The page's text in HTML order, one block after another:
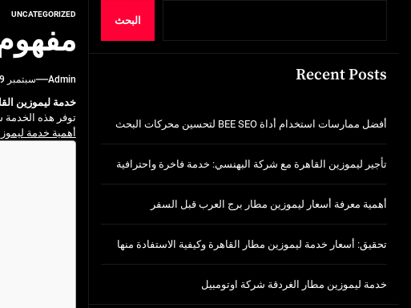
تأجير ليموزين القاهرة مع شركة البهنسي: خدمة فاخرة
أهمية معرفة أسعار ليموزين مطار برج العرب قبل السفر
تحقيق: أسعار خدمة ليموزين مطار القاهرة وكيفية
خدمة ليموزين مطار الغردقة شركة اوتومبيل
UNCATEGORIZED
Admin سبتمبر 19, 2023
خدمة ليموزين
توفر هذه الخدمة
أهمية خدمة
البحث
Recent Posts
أفضل ممارسات استخدام أداة BEE SEO لتحسين محركات البحث
تأجير ليموزين القاهرة مع شركة البهنسي: خدمة فاخرة واحترافية
أهمية معرفة أسعار ليموزين مطار برج العرب قبل السفر
تحقيق: أسعار خدمة ليموزين مطار القاهرة وكيفية الاستفادة منها
خدمة ليموزين مطار الغردقة شركة اوتومبيل